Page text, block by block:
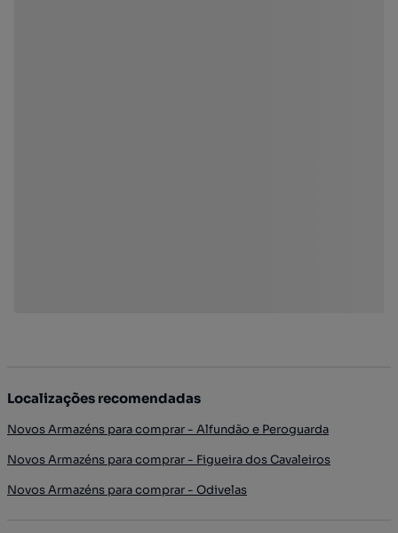
Localizações recomendadas
Novos Armazéns para comprar - Alfundão e Peroguarda
Novos Armazéns para comprar - Figueira dos Cavaleiros
Novos Armazéns para comprar - Odivelas